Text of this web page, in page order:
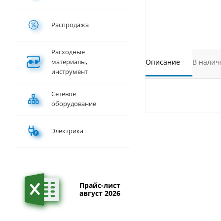
Описание В
Распродажа
Расходные
материалы,
инструмент
Сетевое
оборудование
Электрика
Прайс-лист
август 2026